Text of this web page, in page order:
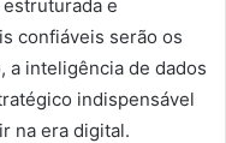
e
confiáveis serão os
a inteligência de dados
indispensável
na era digital.